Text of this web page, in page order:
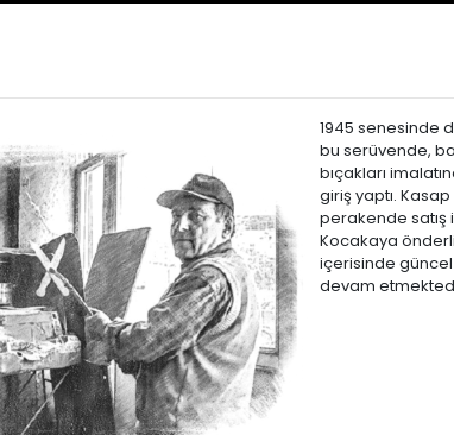
1945 senesinde
bu serüvende,
bıçakları
giriş yaptı.
perakende satış
Kocakaya
içerisinde
devam